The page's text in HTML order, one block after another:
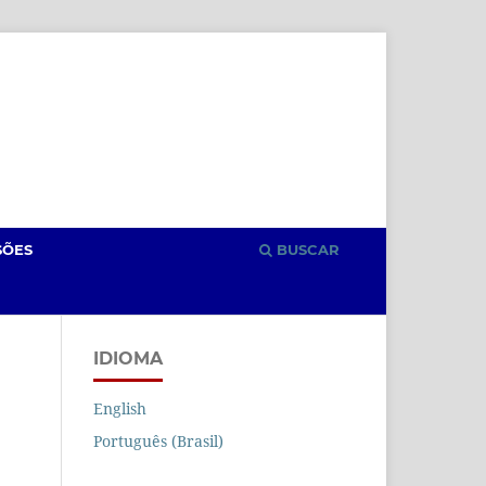
BUSCAR
IDIOMA
English
Português (Brasil)